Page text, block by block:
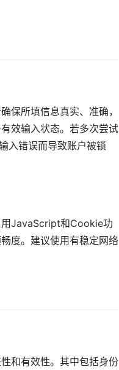
保所填信息真实、准确，
效输入状态。若多次尝试
入错误而导致账户被锁
用JavaScript和Cookie功
度。建议使用有稳定网络
和有效性。其中包括身份